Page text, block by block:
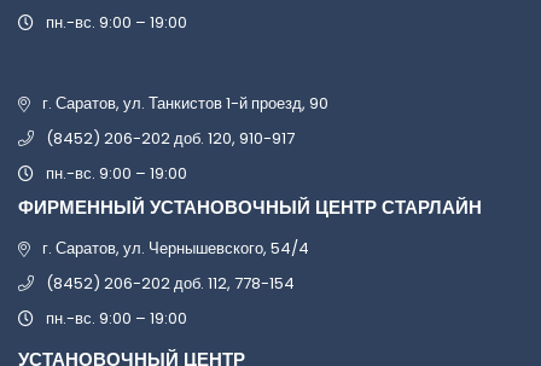
пн.-вс. 9:00 – 19:00
г. Саратов, ул. Танкистов 1-й проезд, 90
(8452) 206-202 доб. 120, 910-917
пн.-вс. 9:00 – 19:00
ФИРМЕННЫЙ УСТАНОВОЧНЫЙ ЦЕНТР СТАРЛАЙН
г. Саратов, ул. Чернышевского, 54/4
(8452) 206-202 доб. 112, 778-154
пн.-вс. 9:00 – 19:00
УСТАНОВОЧНЫЙ ЦЕНТР